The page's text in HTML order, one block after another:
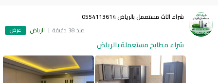
شراء اثاث مستعمل بالرياض 0554113614
منذ 38 دقيقة
الرياض عرض
شراء مطابخ مستعملة بالرياض